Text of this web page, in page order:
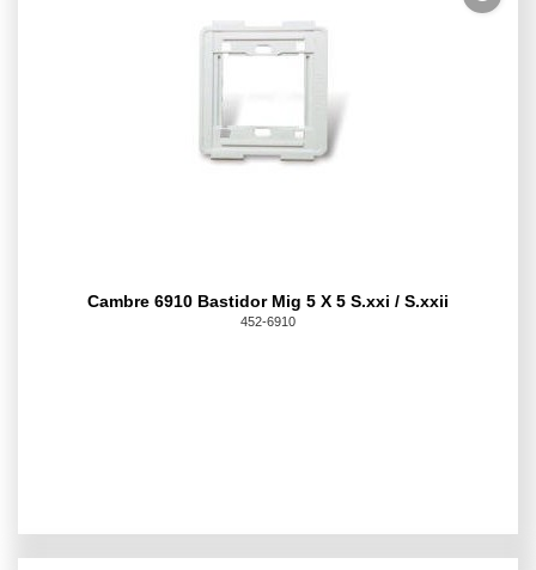
Cambre 6910 Bastidor Mig 5 X 5 S.xxi / S.xxii
452-6910